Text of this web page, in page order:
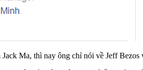
Ma, thì nay ông chỉ nói về Jeff Bezos